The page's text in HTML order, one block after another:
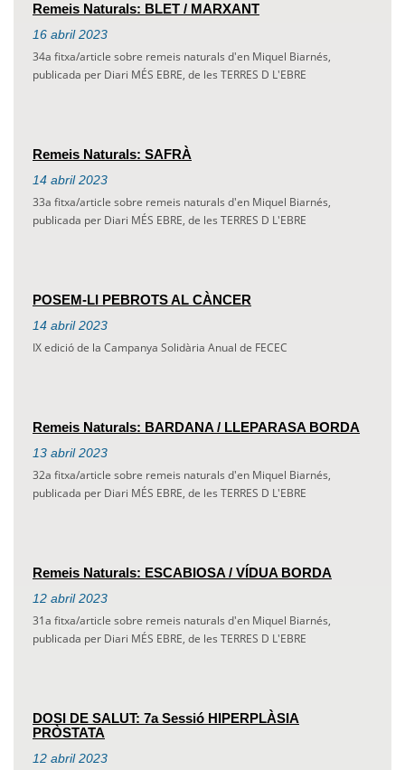
Remeis Naturals: BLET / MARXANT
16 abril 2023
34a fitxa/article sobre remeis naturals d'en Miquel Biarnés,
publicada per Diari MÉS EBRE, de les TERRES D L'EBRE
Remeis Naturals: SAFRÀ
14 abril 2023
33a fitxa/article sobre remeis naturals d'en Miquel Biarnés,
publicada per Diari MÉS EBRE, de les TERRES D L'EBRE
POSEM-LI PEBROTS AL CÀNCER
14 abril 2023
IX edició de la Campanya Solidària Anual de FECEC
Remeis Naturals: BARDANA / LLEPARASA BORDA
13 abril 2023
32a fitxa/article sobre remeis naturals d'en Miquel Biarnés,
publicada per Diari MÉS EBRE, de les TERRES D L'EBRE
Remeis Naturals: ESCABIOSA / VÍDUA BORDA
12 abril 2023
31a fitxa/article sobre remeis naturals d'en Miquel Biarnés,
publicada per Diari MÉS EBRE, de les TERRES D L'EBRE
DOSI DE SALUT: 7a Sessió HIPERPLÀSIA
PRÒSTATA
12 abril 2023